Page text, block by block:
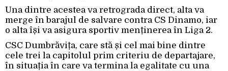
Una dintre acestea va retrograda direct, alta va
merge în barajul de salvare contra CS Dinamo, iar
o alta își va asigura sportiv menținerea în Liga 2.
CSC Dumbrăvița, care stă și cel mai bine dintre
cele trei la capitolul prim criteriu de departajare,
în situația în care va termina la egalitate cu una